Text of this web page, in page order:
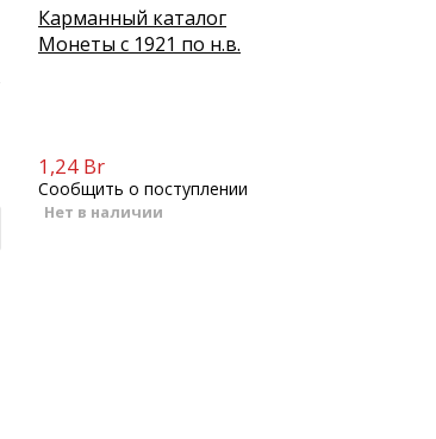
Карманный каталог
Монеты с 1921 по н.в.
1,24 Br
Сообщить о поступлении
Нет в наличии